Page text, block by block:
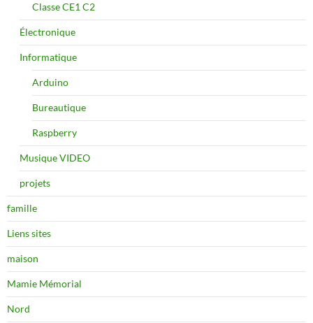
Classe CE1 C2
Électronique
Informatique
Arduino
Bureautique
Raspberry
Musique VIDEO
projets
famille
Liens sites
maison
Mamie Mémorial
Nord